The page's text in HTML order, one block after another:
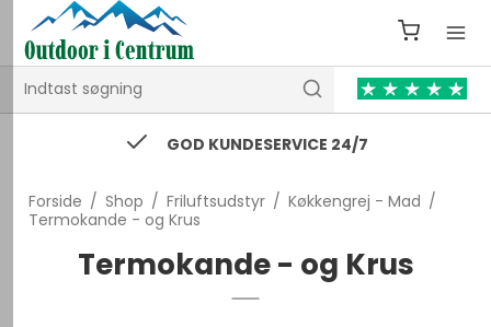
74 43 53 55 / kontakt@outdooricentrum.dk
Forside / Shop / Friluftsudstyr / Køkkengrej - Mad /
Termokande - og Krus
Termokande - og Krus